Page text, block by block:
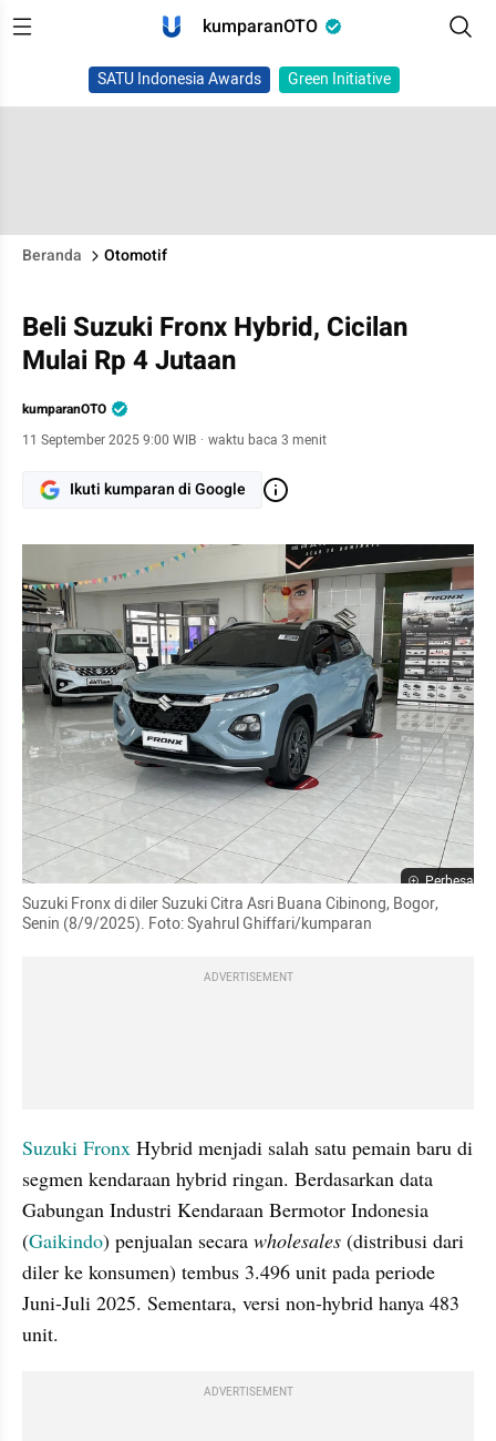
kumparanOTO
SATU Indonesia Awards Green Initiative
Beranda Otomotif
Beli Suzuki Fronx Hybrid, Cicilan
Mulai Rp 4 Jutaan
kumparanOTO
11 September 2025 9:00 WIB · waktu baca 3 menit
Ikuti kumparan di Google
Perbesar
Suzuki Fronx di diler Suzuki Citra Asri Buana Cibinong, Bogor,
Senin (8/9/2025). Foto: Syahrul Ghiffari/kumparan
ADVERTISEMENT
Suzuki Fronx Hybrid menjadi salah satu pemain baru di
segmen kendaraan hybrid ringan. Berdasarkan data
Gabungan Industri Kendaraan Bermotor Indonesia
(Gaikindo) penjualan secara wholesales (distribusi dari
diler ke konsumen) tembus 3.496 unit pada periode
Juni-Juli 2025. Sementara, versi non-hybrid hanya 483
unit.
ADVERTISEMENT